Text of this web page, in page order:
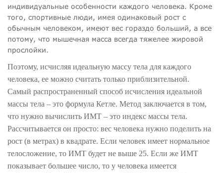
индивидуальные особенности каждого человека. Кроме
того, спортивные люди, имея одинаковый рост с
обычным человеком, имеют вес гораздо больший, а все
потому, что мышечная масса всегда тяжелее жировой
прослойки.
Поэтому, исчисляя идеальную массу тела для каждого
человека, ее можно считать только приблизительной.
Самый распространенный способ исчисления идеальной
массы тела – это формула Кетле. Метод заключается в том,
что нужно вычислить ИМТ – это индекс массы тела.
Рассчитывается он просто: вес человека нужно поделить на
рост (в метрах) в квадрате. Если человек имеет нормальное
телосложение, то ИМТ будет не выше 25. Если же ИМТ
показывает большее число, то у человека имеется